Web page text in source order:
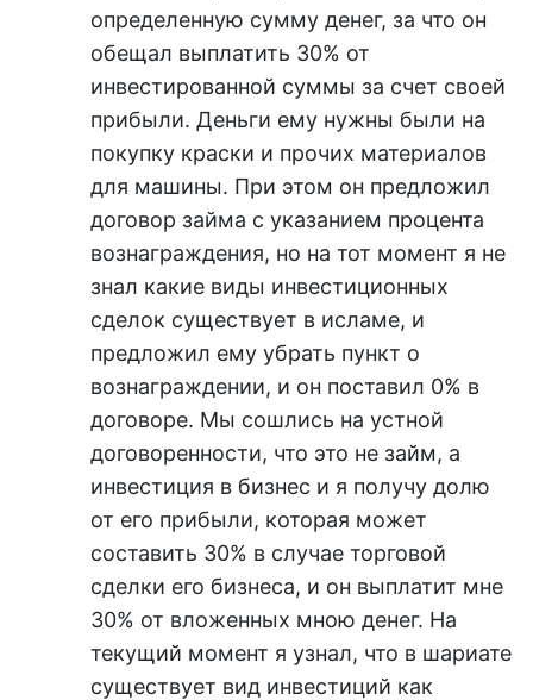
определенную сумму денег, за что он
обещал выплатить 30% от
инвестированной суммы за счет своей
прибыли. Деньги ему нужны были на
покупку краски и прочих материалов
для машины. При этом он предложил
договор займа с указанием процента
вознаграждения, но на тот момент я не
знал какие виды инвестиционных
сделок существует в исламе, и
предложил ему убрать пункт о
вознаграждении, и он поставил 0% в
договоре. Мы сошлись на устной
договоренности, что это не займ, а
инвестиция в бизнес и я получу долю
от его прибыли, которая может
составить 30% в случае торговой
сделки его бизнеса, и он выплатит мне
30% от вложенных мною денег. На
текущий момент я узнал, что в шариате
существует вид инвестиций как